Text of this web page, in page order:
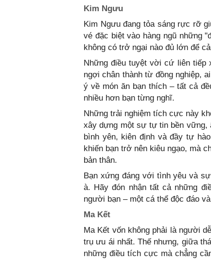
Kim Ngưu
Kim Ngưu đang tỏa sáng rực rỡ
vé đặc biệt vào hàng ngũ những
không có trở ngại nào đủ lớn để
Những điều tuyệt vời cứ liên tiếp
ngợi chân thành từ đồng nghiệp,
ý về món ăn bạn thích – tất cả
nhiều hơn bạn từng nghĩ.
Những trải nghiệm tích cực này
xây dựng một sự tự tin bền vững,
bình yên, kiên định và đầy tự
khiến bạn trở nên kiêu ngạo, mà
bản thân.
Bạn xứng đáng với tình yêu và
à. Hãy đón nhận tất cả những
người bạn – một cá thể độc đáo
Ma Kết
Ma Kết vốn không phải là người
trụ ưu ái nhất. Thế nhưng, giữa
những điều tích cực mà chẳng